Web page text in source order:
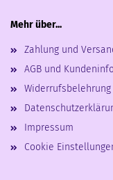
Mehr über...
Zahlung und
AGB und
Impressum
Cookie